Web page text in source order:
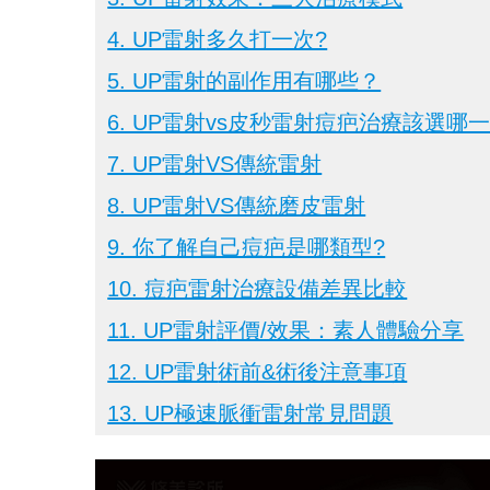
4. UP雷射多久打一次?
5. UP雷射的副作用有哪些？
6. UP雷射vs皮秒雷射痘疤治療該選哪
7. UP雷射VS傳統雷射
8. UP雷射VS傳統磨皮雷射
9. 你了解自己痘疤是哪類型?
10. 痘疤雷射治療設備差異比較
11. UP雷射評價/效果：素人體驗分享
12. UP雷射術前&術後注意事項
13. UP極速脈衝雷射常見問題